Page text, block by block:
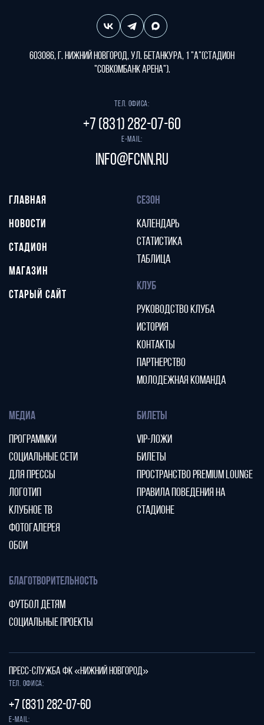
603086, г. Нижний Новгород, ул. Бетанкура, 1 "А"(стадион
"СОВКОМБАНК АРЕНА").
Тел. офиса:
+7 (831) 282-07-60
E-mail:
info@fcnn.ru
ГЛАВНАЯ
НОВОСТИ
СТАДИОН
МАГАЗИН
СТАРЫЙ САЙТ
СЕЗОН
КАЛЕНДАРЬ
СТАТИСТИКА
ТАБЛИЦА
КЛУБ
РУКОВОДСТВО КЛУБА
ИСТОРИЯ
КОНТАКТЫ
ПАРТНЕРСТВО
МОЛОДЕЖНАЯ КОМАНДА
МЕДИА
ПРОГРАММКИ
СОЦИАЛЬНЫЕ СЕТИ
ДЛЯ ПРЕССЫ
ЛОГОТИП
КЛУБНОЕ ТВ
ФОТОГАЛЕРЕЯ
ОБОИ
БИЛЕТЫ
VIP-ЛОЖИ
БИЛЕТЫ
ПРОСТРАНСТВО PREMIUM LOUNGE
ПРАВИЛА ПОВЕДЕНИЯ НА
СТАДИОНЕ
БЛАГОТВОРИТЕЛЬНОСТЬ
ФУТБОЛ ДЕТЯМ
СОЦИАЛЬНЫЕ ПРОЕКТЫ
ПРЕСС-СЛУЖБА ФК «НИЖНИЙ НОВГОРОД»
Тел. офиса:
+7 (831) 282-07-60
E-mail: